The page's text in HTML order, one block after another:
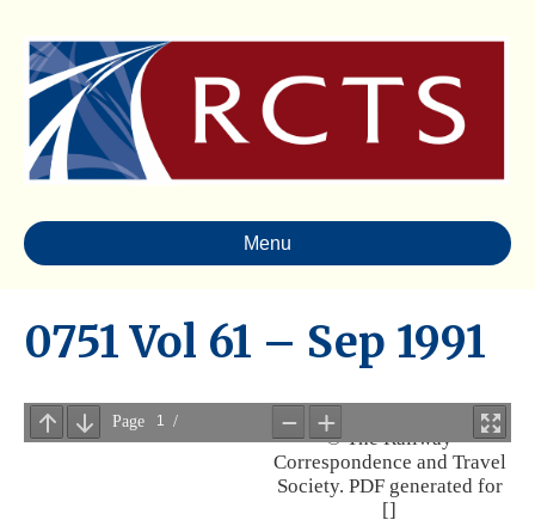
Menu
0751 Vol 61 – Sep 1991